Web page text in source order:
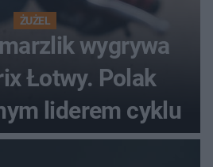
ŻUŻEL
wygrywa
Łotwy. Polak
liderem cyklu